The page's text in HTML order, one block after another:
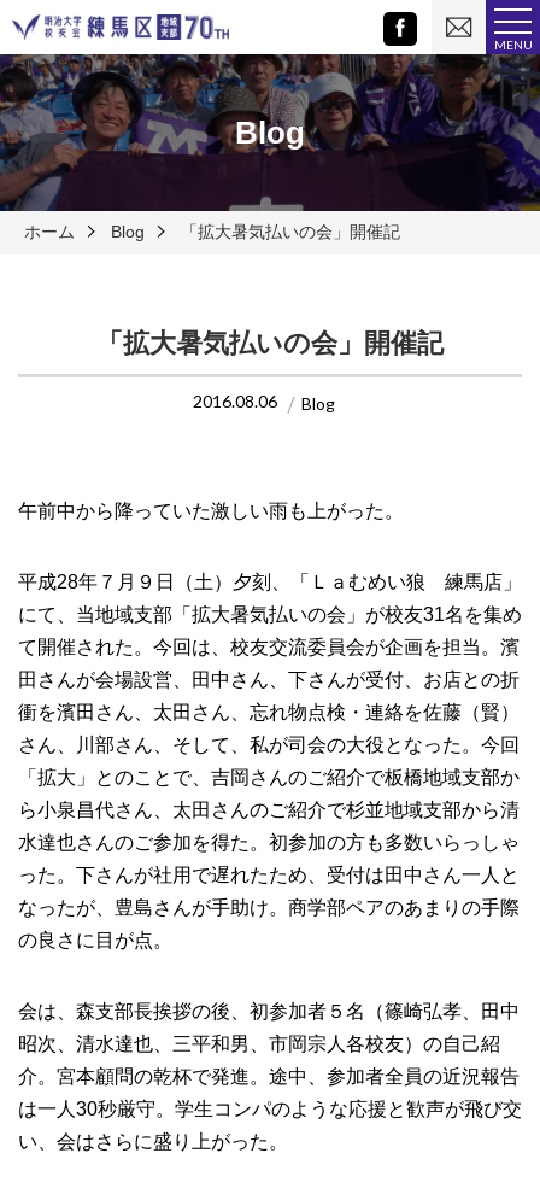
MENU
Facebook
い
合
わ
せ
Blog
ホーム Blog 「拡大暑気払いの会」開催記
「拡大暑気払いの会」開催記
2016.08.06 Blog
午前中から降っていた激しい雨も上がった。
平成28年７月９日（土）夕刻、「Ｌａむめい狼 練馬店」
にて、当地域支部「拡大暑気払いの会」が校友31名を集め
て開催された。今回は、校友交流委員会が企画を担当。濱
田さんが会場設営、田中さん、下さんが受付、お店との折
衝を濱田さん、太田さん、忘れ物点検・連絡を佐藤（賢）
さん、川部さん、そして、私が司会の大役となった。今回
「拡大」とのことで、吉岡さんのご紹介で板橋地域支部か
ら小泉昌代さん、太田さんのご紹介で杉並地域支部から清
水達也さんのご参加を得た。初参加の方も多数いらっしゃ
った。下さんが社用で遅れたため、受付は田中さん一人と
なったが、豊島さんが手助け。商学部ペアのあまりの手際
の良さに目が点。
会は、森支部長挨拶の後、初参加者５名（篠崎弘孝、田中
昭次、清水達也、三平和男、市岡宗人各校友）の自己紹
介。宮本顧問の乾杯で発進。途中、参加者全員の近況報告
は一人30秒厳守。学生コンパのような応援と歓声が飛び交
い、会はさらに盛り上がった。